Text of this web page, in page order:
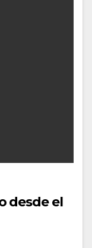
desde el